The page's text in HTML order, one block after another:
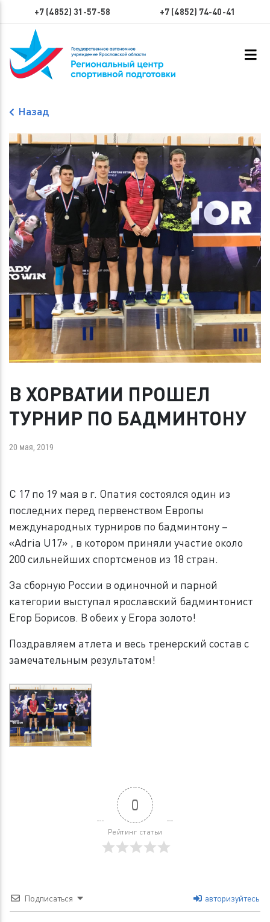
+7 (4852) 31-57-58 +7 (4852) 74-40-41
Назад
В ХОРВАТИИ ПРОШЕЛ
ТУРНИР ПО БАДМИНТОНУ
20 мая, 2019
С 17 по 19 мая в г. Опатия состоялся один из
последних перед первенством Европы
международных турниров по бадминтону –
«Adria U17» , в котором приняли участие около
200 сильнейших спортсменов из 18 стран.
За сборную России в одиночной и парной
категории выступал ярославский бадминтонист
Егор Борисов. В обеих у Егора золото!
Поздравляем атлета и весь тренерский состав с
замечательным результатом!
0
Рейтинг статьи
Подписаться авторизуйтесь